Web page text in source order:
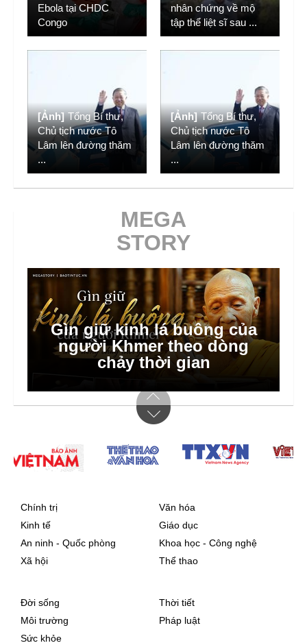
Ebola tại CHDC
Congo
nhân chứng về mộ
tập thể liệt sĩ sau ...
[Ảnh] Tổng Bí thư,
Chủ tịch nước Tô
Lâm lên đường thăm
...
[Ảnh] Tổng Bí thư,
Chủ tịch nước Tô
Lâm lên đường thăm
...
MEGA
STORY
Gìn giữ kinh lá buông của
người Khmer theo dòng
chảy thời gian
Chính trị
Kinh tế
An ninh - Quốc phòng
Xã hội
Văn hóa
Giáo dục
Khoa học - Công nghệ
Thể thao
Đời sống
Môi trường
Sức khỏe
Thời tiết
Pháp luật